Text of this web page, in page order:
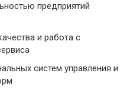
предприятий
и работа с
систем управления и